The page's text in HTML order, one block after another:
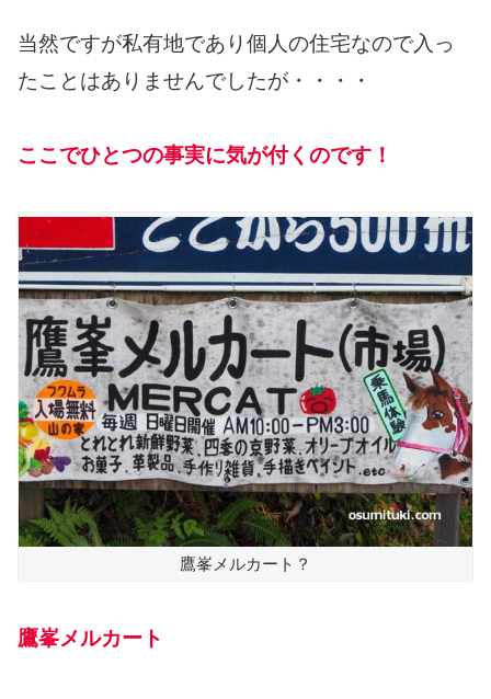
当然ですが私有地であり個人の住宅なので入っ
たことはありませんでしたが・・・・
ここでひとつの事実に気が付くのです！
鷹峯メルカート？
鷹峯メルカート